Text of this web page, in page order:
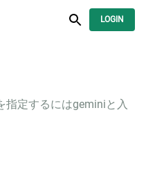
LOGIN
指定するにはgemini と入